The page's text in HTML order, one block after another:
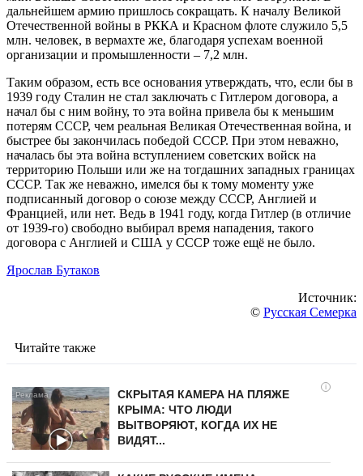
дальнейшем армию пришлось сокращать. К началу Великой
Отечественной войны в РККА и Красном флоте служило 5,5
млн. человек, в вермахте же, благодаря успехам военной
организации и промышленности – 7,2 млн.
Таким образом, есть все основания утверждать, что, если бы в
1939 году Сталин не стал заключать с Гитлером договора, а
начал бы с ним войну, то эта война привела бы к меньшим
потерям СССР, чем реальная Великая Отечественная война, и
быстрее бы закончилась победой СССР. При этом неважно,
началась бы эта война вступлением советских войск на
территорию Польши или же на тогдашних западных границах
СССР. Так же неважно, имелся бы к тому моменту уже
подписанный договор о союзе между СССР, Англией и
Францией, или нет. Ведь в 1941 году, когда Гитлер (в отличие
от 1939-го) свободно выбирал время нападения, такого
договора с Англией и США у СССР тоже ещё не было.
Ярослав Бутаков
Источник:
© Русская Семерка
Читайте также
i
СКРЫТАЯ КАМЕРА НА ПЛЯЖЕ
КРЫМА: ЧТО ЛЮДИ
ВЫТВОРЯЮТ, КОГДА ИХ НЕ
ВИДЯТ...